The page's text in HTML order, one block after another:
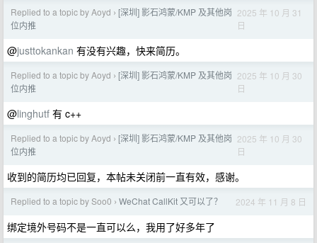
Replied to a topic by Aoyd › [深圳] 影石鸿蒙/KMP 及其他岗
位内推
2025 年 10 月 31
日
@justtokankan 有没有兴趣，快来简历。
Replied to a topic by Aoyd › [深圳] 影石鸿蒙/KMP 及其他岗
位内推
2025 年 10 月 30
日
@linghutf 有 c++
Replied to a topic by Aoyd › [深圳] 影石鸿蒙/KMP 及其他岗
位内推
2025 年 10 月 30
日
收到的简历均已回复，本帖未关闭前一直有效，感谢。
Replied to a topic by Soo0 › WeChat CallKit 又可以了？ 2024 年 11 月 8 日
绑定境外号码不是一直可以么，我用了好多年了